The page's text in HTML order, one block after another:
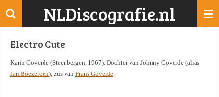
Ga
de
NLDiscografie.nl
Electro Cute
Karin Goverde (Steenbergen, 1967). Dochter van Johnny Goverde (alias
Jan Boezeroen), zus van Frans Goverde.